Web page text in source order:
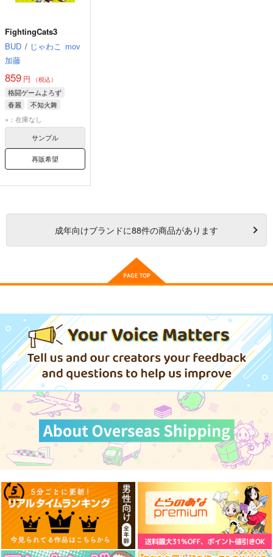
FightingCats3
BUD / じゃわこ mov
加藤
859 円 （税込）
格闘ゲームよろず
春麗
不知火舞
キャミィ
×：在庫なし
サンプル
再販希望
成年向けブランドに88件の商品があります